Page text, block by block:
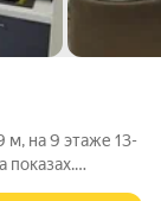
м, на 9 этаже 13-
показах.